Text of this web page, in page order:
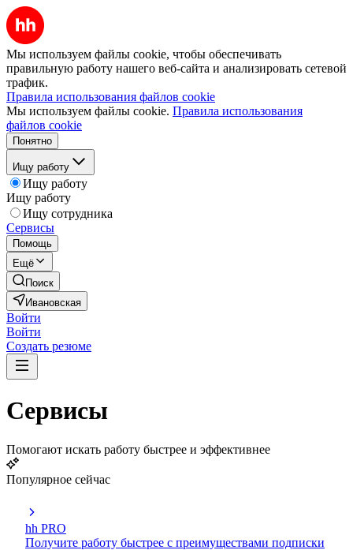
Мы используем файлы cookie, чтобы обеспечивать
правильную работу нашего веб-сайта и анализировать сетевой
трафик.
Правила использования файлов cookie
Мы используем файлы cookie. Правила использования
файлов cookie
Понятно
Ищу работу
Ищу работу
Ищу работу
Ищу сотрудника
Сервисы
Помощь
Ещё
Поиск
Ивановская
Войти
Войти
Создать резюме
Сервисы
Помогают искать работу быстрее и эффективнее
Популярное сейчас
hh PRO
Получите работу быстрее с преимуществами подписки